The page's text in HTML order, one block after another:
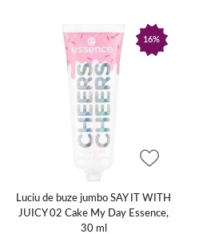
16%
Luciu de buze jumbo SAY IT WITH
JUICY 02 Cake My Day Essence,
30 ml